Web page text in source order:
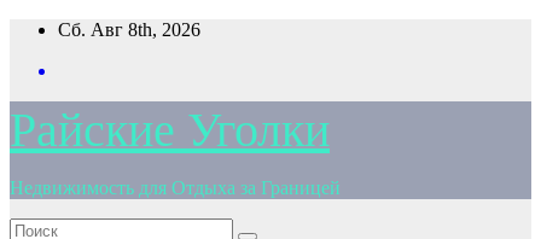
Перейти
содержимому
Сб. Авг 8th, 2026
Райские Уголки
Недвижимость для Отдыха за Границей